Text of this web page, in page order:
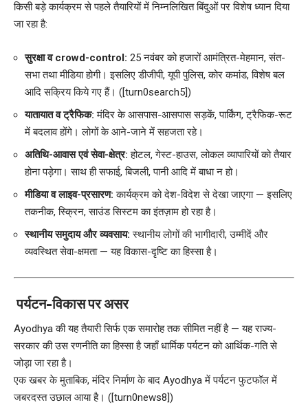
किसी बड़े कार्यक्रम से पहले तैयारियों में निम्नलिखित बिंदुओं पर विशेष ध्यान दिया
जा रहा है:
सुरक्षा व crowd-control: 25 नवंबर को हजारों आमंत्रित-मेहमान, संत-
सभा तथा मीडिया होगी। इसलिए डीजीपी, यूपी पुलिस, कोर कमांड, विशेष बल
आदि सक्रिय किये गए हैं। ([turn0search5])
यातायात व ट्रैफिक: मंदिर के आसपास-आसपास सड़कें, पार्किंग, ट्रैफिक-रूट
में बदलाव होंगे। लोगों के आने-जाने में सहजता रहे।
अतिथि-आवास एवं सेवा-क्षेत्र: होटल, गेस्ट-हाउस, लोकल व्यापारियों को तैयार
होना पड़ेगा। साथ ही सफाई, बिजली, पानी आदि में बाधा न हो।
मीडिया व लाइव-प्रसारण: कार्यक्रम को देश-विदेश से देखा जाएगा — इसलिए
तकनीक, स्क्रिन, साउंड सिस्टम का इंतज़ाम हो रहा है।
स्थानीय समुदाय और व्यवसाय: स्थानीय लोगों की भागीदारी, उम्मीदें और
व्यवस्थित सेवा-क्षमता — यह विकास-दृष्टि का हिस्सा है।
पर्यटन-विकास पर असर
Ayodhya की यह तैयारी सिर्फ एक समारोह तक सीमित नहीं है — यह राज्य-
सरकार की उस रणनीति का हिस्सा है जहाँ धार्मिक पर्यटन को आर्थिक-गति से
जोड़ा जा रहा है।
एक खबर के मुताबिक, मंदिर निर्माण के बाद Ayodhya में पर्यटन फुटफॉल में
जबरदस्त उछाल आया है। ([turn0news8])